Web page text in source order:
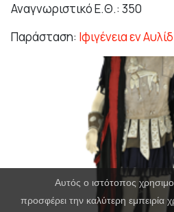
Αναγνωριστικό Ε.Θ.: 350
Παράσταση: Ιφιγένεια εν
Αυτός ο ιστότοπος
προσφέρει την καλύτερη εμπειρία